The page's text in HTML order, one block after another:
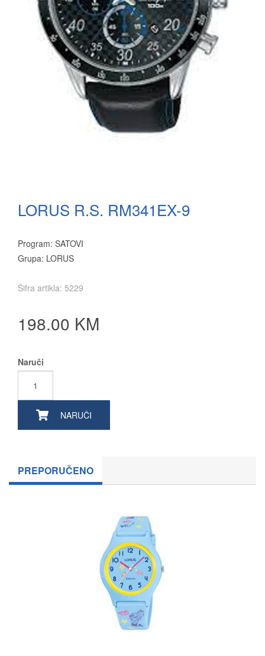
LORUS R.S. RM341EX-9
Program: SATOVI
Grupa: LORUS
Šifra artikla: 5229
198.00 KM
Naruči
NARUČI
PREPORUČENO